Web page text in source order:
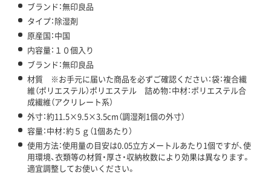
ブランド：無印良品
タイプ：除湿剤
原産国：中国
内容量：１０個入り
ブランド：無印良品
材質 ※お手元に届いた商品を必ずご確認ください：袋：複合繊
維（ポリエステル）ポリエステル 詰め物：中材：ポリエステル合
成繊維（アクリレート系）
外寸：約11.5×9.5×3.5cm（調湿剤1個の外寸）
容量：中材：約５ｇ（1個あたり）
使用方法：使用量の目安は0.05立方メートルあたり1個ですが、使
用環境、衣類等の材質・厚さ・収納枚数により効果は異なります。
適宜調整してお使いください。